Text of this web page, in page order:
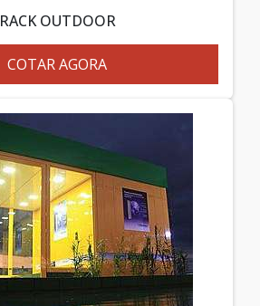
RACK OUTDOOR
COTAR AGORA